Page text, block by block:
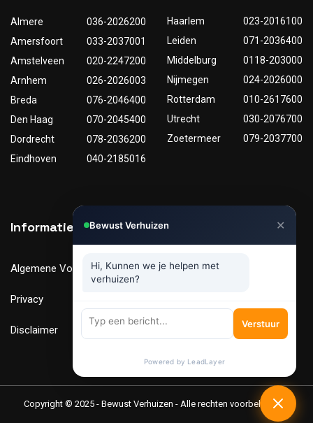
Almere
036-2026200
Amersfoort
033-2037001
Amstelveen
020-2247200
Arnhem
026-2026003
Breda
076-2046400
Den Haag
070-2045400
Dordrecht
078-2036200
Eindhoven
040-2185016
Haarlem
023-2016100
Leiden
071-2036400
Middelburg
0118-203000
Nijmegen
024-2026000
Rotterdam
010-2617600
Utrecht
030-2076700
Zoetermeer
079-2037700
Informatie
Algemene Voorwaarden
Privacy
Disclaimer
Nuttige links
Tarieven
Copyright © 2025 - Bewust Verhuizen - Alle rechten voorbehouden
Bewust Verhuizen ✕
Hi, Kunnen we je helpen met
verhuizen?
Verstuur
Powered by LeadLayer